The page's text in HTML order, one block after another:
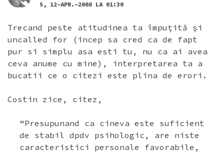
S, 12-APR.-2008 LA 01:30
Trecand peste atitudinea ta împuţită şi
uncalled for (incep sa cred ca de fapt
pur si simplu asa esti tu, nu ca ai avea
ceva anume cu mine), interpretarea ta a
bucatii ce o citezi este plina de erori.
Costin zice, citez,
“Presupunand ca cineva este suficient
de stabil dpdv psihologic, are niste
caracteristici personale favorabile,